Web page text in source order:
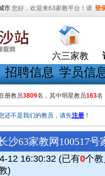
市 您好，欢迎来63家教平台！请 登
六三家教
招聘信息 学员信
册教员3809名，其中明星教员163名
还不是我们的教员，请先注册 ！
沙63家教网100517
12 16:30:32 (已有0个
)